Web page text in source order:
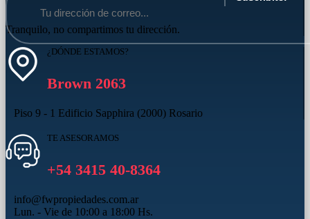
Tranquilo, no compartimos tu dirección.
¿DÓNDE ESTAMOS?
Brown 2063
Piso 9 - 1 Edificio Sapphira (2000) Rosario
TE ASESORAMOS
+54 3415 40-8364
info@fwpropiedades.com.ar
Lun. - Vie de 10:00 a 18:00 Hs.